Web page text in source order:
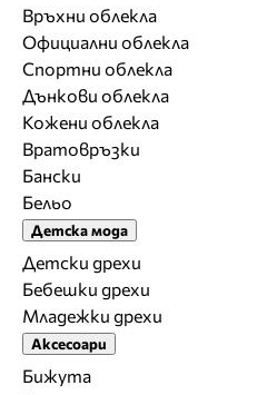
Връхни облекла
Официални облекла
Спортни облекла
Дънкови облекла
Кожени облекла
Вратовръзки
Бански
Бельо
Детска мода
Детски дрехи
Бебешки дрехи
Младежки дрехи
Аксесоари
Бижута